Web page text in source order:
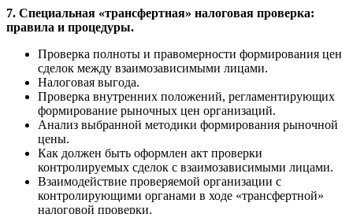
7. Специальная «трансфертная» налоговая проверка:
правила и процедуры.
Проверка полноты и правомерности формирования цен
сделок между взаимозависимыми лицами.
Налоговая выгода.
Проверка внутренних положений, регламентирующих
формирование рыночных цен организаций.
Анализ выбранной методики формирования рыночной
цены.
Как должен быть оформлен акт проверки
контролируемых сделок с взаимозависимыми лицами.
Взаимодействие проверяемой организации с
контролирующими органами в ходе «трансфертной»
налоговой проверки.